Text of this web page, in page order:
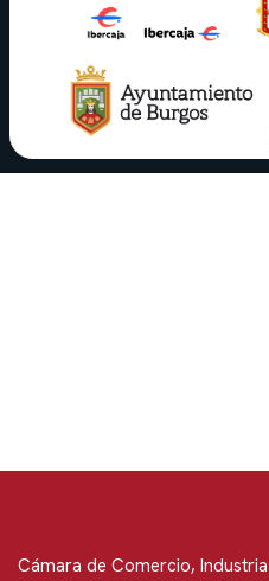
Cámara de Comercio,